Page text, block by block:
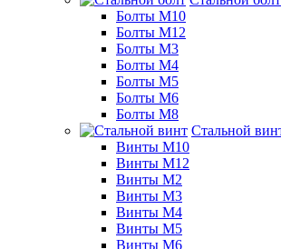
Болты М10
Болты М12
Болты М3
Болты М4
Болты М5
Болты М6
Болты М8
Стальной
Винты М10
Винты М12
Винты М2
Винты М3
Винты М4
Винты М5
Винты М6